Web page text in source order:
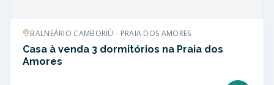
BALNEÁRIO CAMBORIÚ - PRAIA DOS AMORES
Casa à venda 3 dormitórios na Praia dos
Amores